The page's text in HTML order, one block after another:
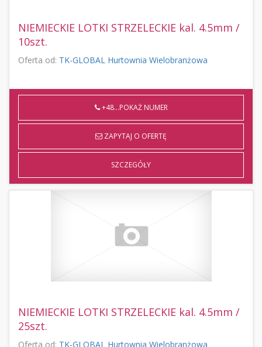
NIEMIECKIE LOTKI STRZELECKIE kal. 4.5mm /
10szt.
Oferta od: TK-GLOBAL Hurtownia Wielobranżowa
+48...POKAŻ NUMER
ZAPYTAJ O OFERTĘ
SZCZEGÓŁY
NIEMIECKIE LOTKI STRZELECKIE kal. 4.5mm /
25szt.
Oferta od: TK-GLOBAL Hurtownia Wielobranżowa